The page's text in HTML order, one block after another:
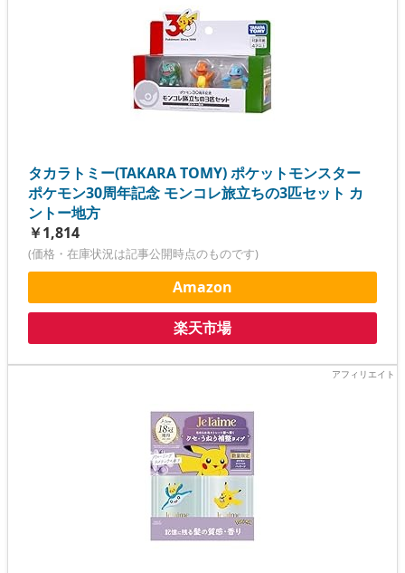
タカラトミー(TAKARA TOMY) ポケットモンスター
ポケモン30周年記念 モンコレ旅立ちの3匹セット カ
ントー地方
￥1,814
(価格・在庫状況は記事公開時点のものです)
Amazon
楽天市場